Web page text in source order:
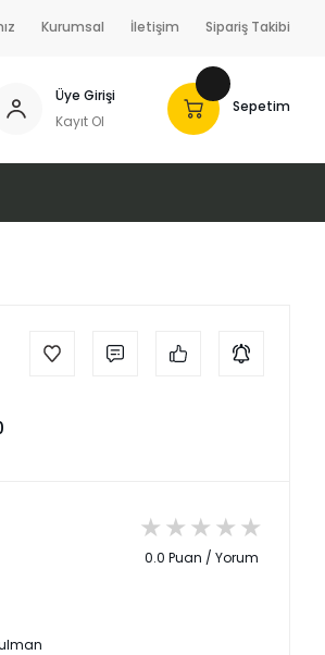
Kurumsal İletişim Sipariş Takibi
Üye Girişi
Kayıt Ol
Sepetim
0.0 Puan / Yorum